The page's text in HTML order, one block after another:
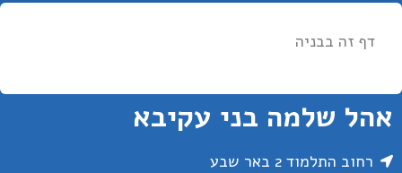
דף זה בבניה
אהל שלמה בני עקיבא
רחוב התלמוד 2 באר שבע